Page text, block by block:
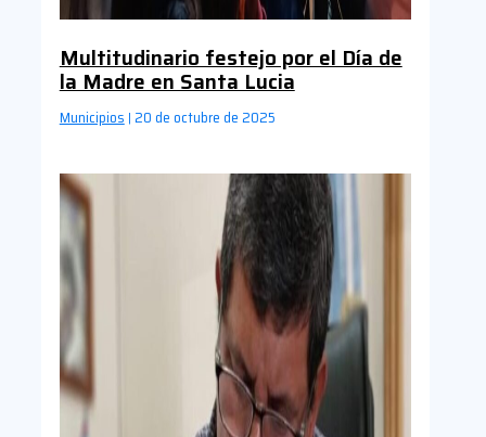
Multitudinario festejo por el Día de
la Madre en Santa Lucia
Municipios | 20 de octubre de 2025